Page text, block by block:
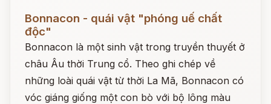
Bonnacon - quái vật "phóng uế chất
độc"
Bonnacon là một sinh vật trong truyền thuyết ở
châu Âu thời Trung cổ. Theo ghi chép về
những loài quái vật từ thời La Mã, Bonnacon có
vóc giáng giống một con bò với bộ lông màu